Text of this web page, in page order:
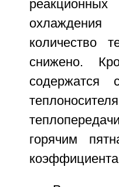
количество
снижено.
содержатся
горячим